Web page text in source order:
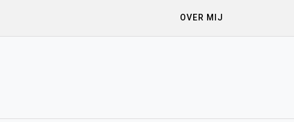
OVER MIJ